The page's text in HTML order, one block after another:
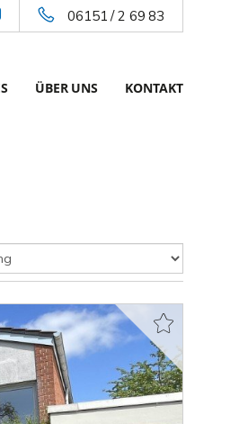
06151 / 2 69 83
ÜBER UNS KONTAKT